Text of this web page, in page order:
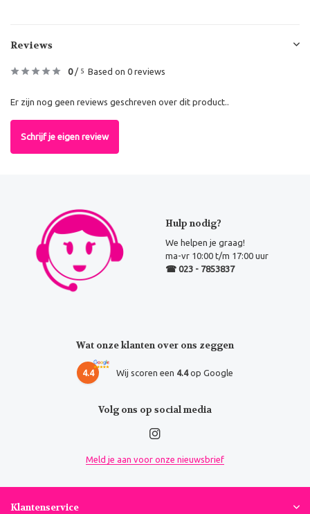
Reviews
0/ 5 Based on 0 reviews
Er zijn nog geen reviews geschreven over dit product..
Schrijf je eigen review
Hulp nodig?
We helpen je graag!
ma-vr 10:00 t/m 17:00 uur
☎ 023 - 7853837
Wat onze klanten over ons zeggen
4.4 Wij scoren een 4.4op Google
Volg ons op social media
Meld je aan voor onze nieuwsbrief
Klantenservice